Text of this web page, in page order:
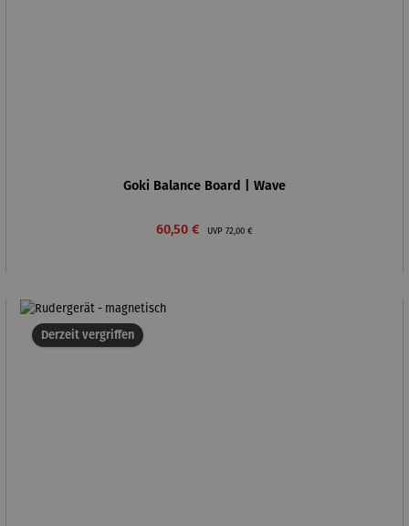
Goki Balance Board | Wave
Verkaufspreis:
60,50 € UVP Regulärer Preis:
72,00 €
Derzeit vergriffen